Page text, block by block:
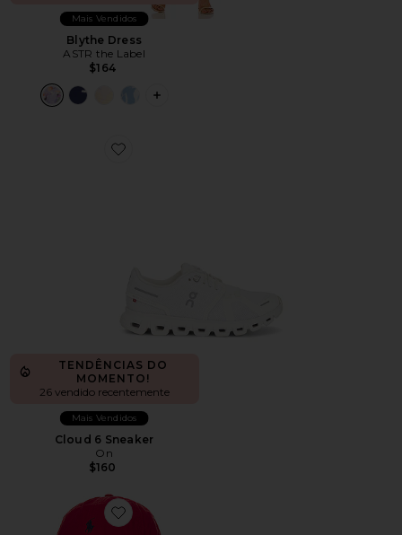
Mais Vendidos
Blythe Dress
ASTR the Label
$164
PLUS ICON TO SEE MORE OPTIONS
Favorite Cloud 6 Sneaker
TENDÊNCIAS DO
MOMENTO!
26 vendido recentemente
Mais Vendidos
Cloud 6 Sneaker
On
$160
Favorite Chino Cap